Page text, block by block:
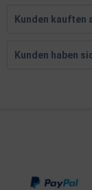
Kunden kauften
Kunden haben